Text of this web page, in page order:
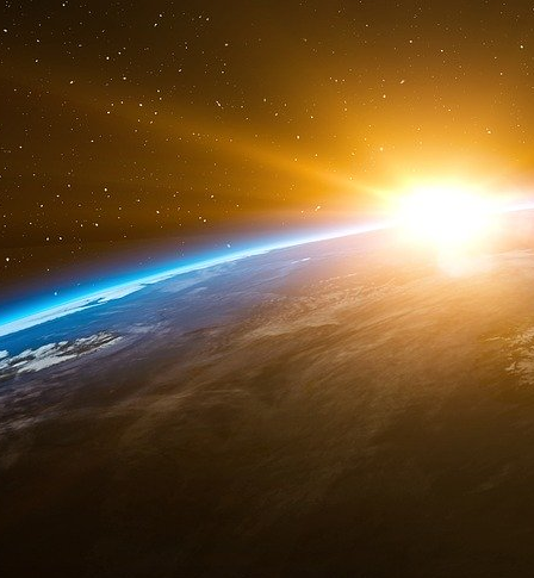
alimentera les caisses publiques si le plus
l’État providentiel ? Une dépendance à
fermer le robinet à sa convenance) qui
servitude sacrément tentante à une époque
trouver un emploi ne serait-ce qu’alimentaire.
Quant à nos candidats, ceux-ci passent
programme, en réalité unnon-dit délibéré :
c’est-à-dire foncièrement (!) contre l’égalité
cousue, le temps de la campagne, nul
qu’en réquisitionnant les héritages, l’État
montants. Cela rappelle les milliards des
volés à l’Église catholique en 1905 lors de la
Reste que ces économistes super
qu’idéologues messianistes, ne se